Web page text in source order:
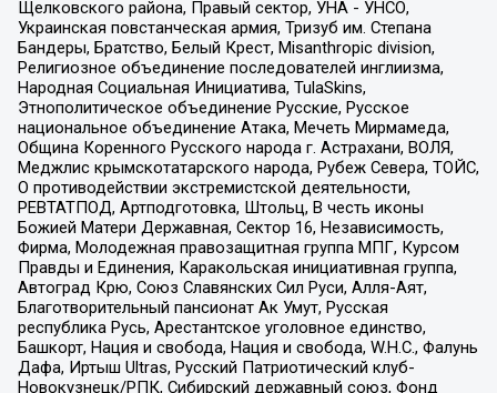
Щелковского района, Правый сектор, УНА - УНСО,
Украинская повстанческая армия, Тризуб им. Степана
Бандеры, Братство, Белый Крест, Misanthropic division,
Религиозное объединение последователей инглиизма,
Народная Социальная Инициатива, TulaSkins,
Этнополитическое объединение Русские, Русское
национальное объединение Атака, Мечеть Мирмамеда,
Община Коренного Русского народа г. Астрахани, ВОЛЯ,
Меджлис крымскотатарского народа, Рубеж Севера, ТОЙС,
О противодействии экстремистской деятельности,
РЕВТАТПОД, Артподготовка, Штольц, В честь иконы
Божией Матери Державная, Сектор 16, Независимость,
Фирма, Молодежная правозащитная группа МПГ, Курсом
Правды и Единения, Каракольская инициативная группа,
Автоград Крю, Союз Славянских Сил Руси, Алля-Аят,
Благотворительный пансионат Ак Умут, Русская
республика Русь, Арестантское уголовное единство,
Башкорт, Нация и свобода, Нация и свобода, W.H.С., Фалунь
Дафа, Иртыш Ultras, Русский Патриотический клуб-
Новокузнецк/РПК, Сибирский державный союз, Фонд